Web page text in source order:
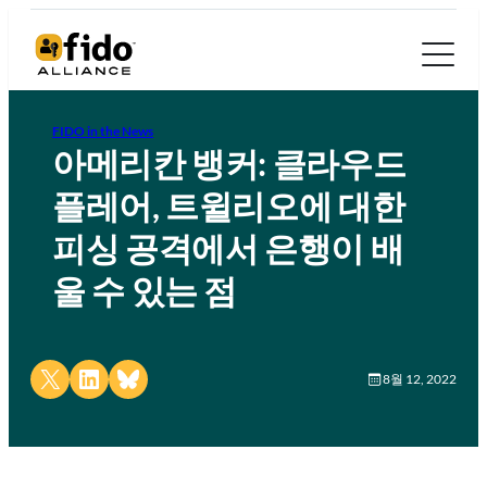
FIDO in the News
아메리칸 뱅커: 클라우드
플레어, 트윌리오에 대한
피싱 공격에서 은행이 배
울 수 있는 점
Share on X Share on LinkedIn
Share on Bluesky 8월 12, 2022